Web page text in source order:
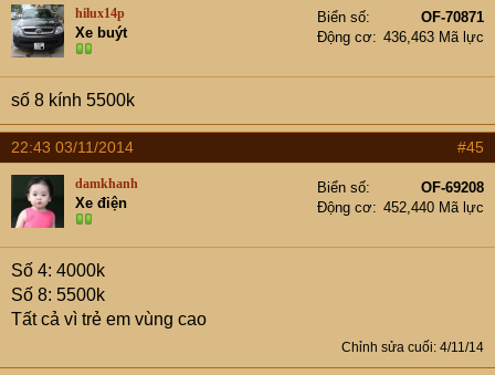
hilux14p
Xe buýt
Biển số
OF-70871
Động cơ
436,463 Mã lực
số 8 kính 5500k
22:43 03/11/2014 #45
damkhanh
Xe điện
Biển số
OF-69208
Động cơ
452,440 Mã lực
Số 4: 4000k
Số 8: 5500k
Tất cả vì trẻ em vùng cao
Chỉnh sửa cuối: 4/11/14